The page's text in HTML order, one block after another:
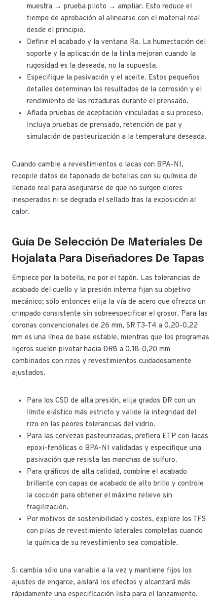
muestra → prueba piloto → ampliar. Esto reduce el
tiempo de aprobación al alinearse con el material real
desde el principio.
Definir el acabado y la ventana Ra. La humectación del
soporte y la aplicación de la tinta mejoran cuando la
rugosidad es la deseada, no la supuesta.
Especifique la pasivación y el aceite. Estos pequeños
detalles determinan los resultados de la corrosión y el
rendimiento de las rozaduras durante el prensado.
Añada pruebas de aceptación vinculadas a su proceso.
Incluya pruebas de prensado, retención de par y
simulación de pasteurización a la temperatura deseada.
Cuando cambie a revestimientos o lacas con BPA-NI,
recopile datos de taponado de botellas con su química de
llenado real para asegurarse de que no surgen olores
inesperados ni se degrada el sellado tras la exposición al
calor.
Guía De Selección De Materiales De
Hojalata Para Diseñadores De Tapas
Empiece por la botella, no por el tapón. Las tolerancias de
acabado del cuello y la presión interna fijan su objetivo
mecánico; sólo entonces elija la vía de acero que ofrezca un
crimpado consistente sin sobreespecificar el grosor. Para las
coronas convencionales de 26 mm, SR T3-T4 a 0,20-0,22
mm es una línea de base estable, mientras que los programas
ligeros suelen pivotar hacia DR8 a 0,18-0,20 mm
combinados con rizos y revestimientos cuidadosamente
ajustados.
Para los CSD de alta presión, elija grados DR con un
límite elástico más estricto y valide la integridad del
rizo en las peores tolerancias del vidrio.
Para las cervezas pasteurizadas, prefiera ETP con lacas
epoxi-fenólicas o BPA-NI validadas y especifique una
pasivación que resista las manchas de sulfuro.
Para gráficos de alta calidad, combine el acabado
brillante con capas de acabado de alto brillo y controle
la cocción para obtener el máximo relieve sin
fragilización.
Por motivos de sostenibilidad y costes, explore los TFS
con pilas de revestimiento laterales completas cuando
la química de su revestimiento sea compatible.
Si cambia sólo una variable a la vez y mantiene fijos los
ajustes de engarce, aislará los efectos y alcanzará más
rápidamente una especificación lista para el lanzamiento.